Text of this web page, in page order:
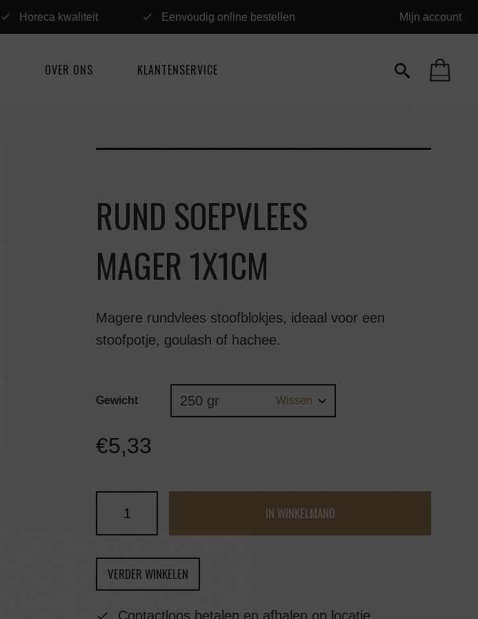
Horeca kwaliteit Eenvoudig online bestellen Mijn account
OVER ONS KLANTENSERVICE
RUND SOEPVLEES
MAGER 1X1CM
Magere rundvlees stoofblokjes, ideaal voor een
stoofpotje, goulash of hachee.
Gewicht Wissen
€5,33
IN WINKELMAND
VERDER WINKELEN
Contactloos betalen en afhalen op locatie